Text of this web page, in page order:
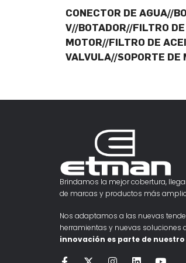
CONECTOR DE AGUA//
V//BOTADOR//FILTRO
MOTOR//FILTRO DE
VALVULA//SOPORTE DE
Brindamos la mejor cobertura,
de marcas y productos más
Nos adaptamos a las nuevas
herramientas y nuevas soluciones
innovación es parte de nuestro